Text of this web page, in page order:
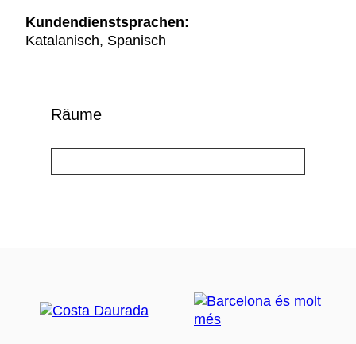
Kundendienstsprachen:
Katalanisch, Spanisch
Räume